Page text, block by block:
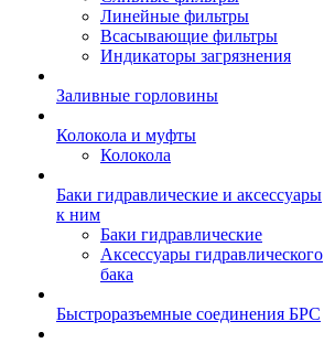
Линейные фильтры
Всасывающие фильтры
Индикаторы загрязнения
Заливные горловины
Колокола и муфты
Колокола
Баки гидравлические и аксессуары
к ним
Баки гидравлические
Аксессуары гидравлического
бака
Быстроразъемные соединения БРС